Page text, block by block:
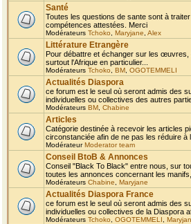
Santé
Toutes les questions de sante sont à
compétences attestées. Merci
Modérateurs Tchoko Maryjane Alex
Littérature Etrangère
Pour débattre et échanger sur les
surtout l'Afrique en particulier...
Modérateurs Tchoko BM OGOTEMMELI
Actualités Diaspora
ce forum est le seul où seront admis des
individuelles ou collectives des autres
Modérateurs BM Chabine
Articles
Catégorie destinée à recevoir les articles
circonstanciée afin de ne pas les réduire à
ModérateurModerator team
Conseil BtoB & Annonces
Conseil "Black To Black" entre nous, sur
toutes les annonces concernant les
Modérateurs Chabine Maryjane
Actualités Diaspora France
ce forum est le seul où seront admis des
individuelles ou collectives de la Diaspora
Modérateurs Tchoko OGOTEMMELI